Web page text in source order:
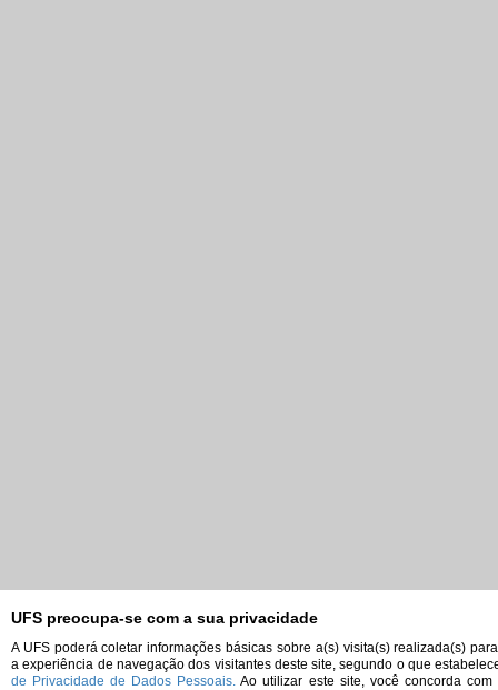
UFS preocupa-se com a sua privacidade
A UFS poderá coletar informações básicas sobre a(s) visita(s) realizada(s)
a experiência de navegação dos visitantes deste site, segundo o que
de Privacidade de Dados Pessoais. Ao utilizar este site, você concorda